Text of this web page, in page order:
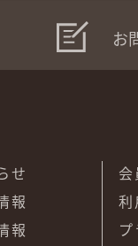
お
せ
報
報
利